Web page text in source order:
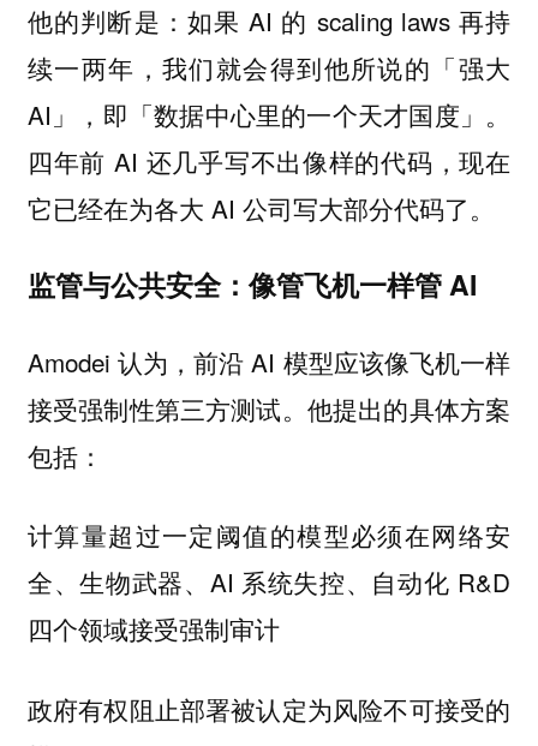
他的判断是：如果 AI 的 scaling laws 再持
续一两年，我们就会得到他所说的「强大
AI」，即「数据中心里的一个天才国度」。
四年前 AI 还几乎写不出像样的代码，现在
它已经在为各大 AI 公司写大部分代码了。
监管与公共安全：像管飞机一样管 AI
Amodei 认为，前沿 AI 模型应该像飞机一样
接受强制性第三方测试。他提出的具体方案
包括：
计算量超过一定阈值的模型必须在网络安
全、生物武器、AI 系统失控、自动化 R&D
四个领域接受强制审计
政府有权阻止部署被认定为风险不可接受的